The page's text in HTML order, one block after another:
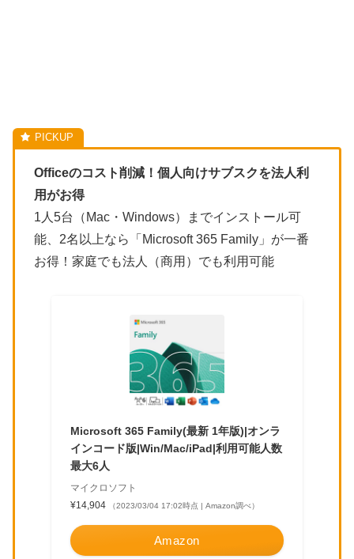
Officeのコスト削減！個人向けサブスクを法人利
用がお得
1人5台（Mac・Windows）までインストール可
能、2名以上なら「Microsoft 365 Family」が一番
お得！家庭でも法人（商用）でも利用可能
Microsoft 365 Family(最新 1年版)|オンラ
インコード版|Win/Mac/iPad|利用可能人数
最大6人
マイクロソフト
¥14,904
（2023/03/04 17:02時点 | Amazon調べ）
Amazon